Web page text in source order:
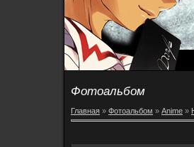
Фотоальбом
Главная » Фотоальбом » Anime »